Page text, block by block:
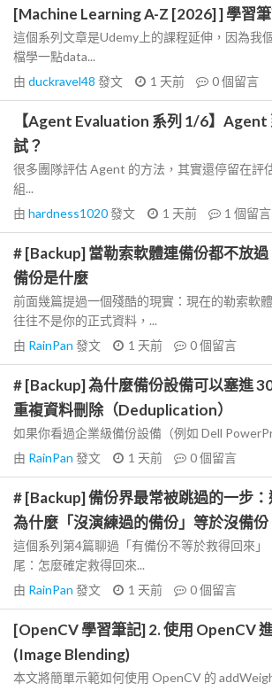
[Machine Learning A-Z [2026] ] 學習
這個系列文章是Udemy上的課程延伸，因為我
檔學一點data...
由 duckravel48 發文 1 天前 0個留言
【Agent Evaluation 系列 1/6】Agent
試？
很多團隊評估 Agent 的方法，其實還停留在評
組...
由 hardness1020發文 1 天前 1 個留言
# [Backup] 當勒索軟體連備份都不放
備份是什麼
前面幾篇提過一個殘酷的現實：現在的勒索軟
往往不是你的正式資料，...
由 RainPan 發文 1 天前 0個留言
# [Backup] 為什麼備份設備可以塞進
重複資料刪除（Deduplication）
如果你看過企業級備份設備（例如 Dell
由 RainPan 發文 1 天前 0個留言
# [Backup] 備份界最常被跳過的一步
為什麼「沒演練過的備份」等於沒備份
這個系列第4篇聊過「有備份不等於救得回來
尾：怎麼確定救得回來...
由 RainPan 發文 1 天前 0個留言
[OpenCV 學習筆記] 2. 使用 OpenCV
(Image Blending)
本文將簡單示範如何使用 OpenCV 的